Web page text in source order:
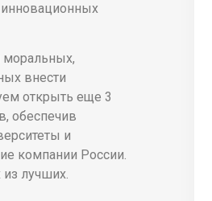
моральных,
внести
открыть еще 3
обеспечив
и
компании России.
лучших.